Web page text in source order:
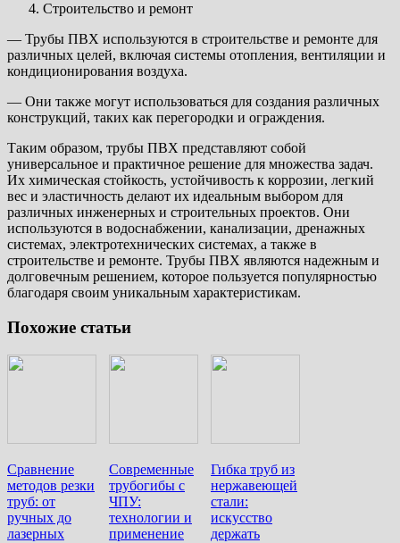
Строительство и ремонт
— Трубы ПВХ используются в строительстве и ремонте для
различных целей, включая системы отопления, вентиляции и
кондиционирования воздуха.
— Они также могут использоваться для создания различных
конструкций, таких как перегородки и ограждения.
Таким образом, трубы ПВХ представляют собой
универсальное и практичное решение для множества задач.
Их химическая стойкость, устойчивость к коррозии, легкий
вес и эластичность делают их идеальным выбором для
различных инженерных и строительных проектов. Они
используются в водоснабжении, канализации, дренажных
системах, электротехнических системах, а также в
строительстве и ремонте. Трубы ПВХ являются надежным и
долговечным решением, которое пользуется популярностью
благодаря своим уникальным характеристикам.
Похожие статьи
Сравнение
методов резки
труб: от
ручных до
лазерных
Современные
трубогибы с
ЧПУ:
технологии и
применение
Гибка труб из
нержавеющей
стали:
искусство
держать